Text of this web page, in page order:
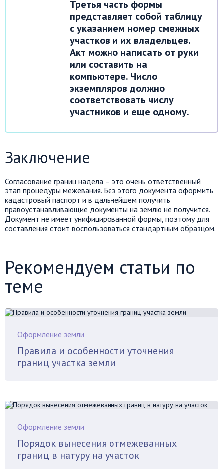
Третья часть формы
представляет собой таблицу
с указанием номер смежных
участков и их владельцев.
Акт можно написать от руки
или составить на
компьютере. Число
экземпляров должно
соответствовать числу
участников и еще одному.
Заключение
Согласование границ надела – это очень ответственный
этап процедуры межевания. Без этого документа оформить
кадастровый паспорт и в дальнейшем получить
правоустанавливающие документы на землю не получится.
Документ не имеет унифицированной формы, поэтому для
составления стоит воспользоваться стандартным образцом.
Рекомендуем статьи по
теме
Оформление земли
Правила и особенности уточнения
границ участка земли
Оформление земли
Порядок вынесения отмежеванных
границ в натуру на участок